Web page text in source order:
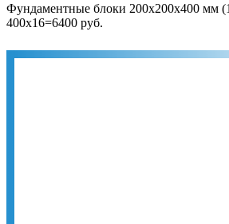
Фундаментные блоки 200х200х400 мм
400х16=6400 руб.